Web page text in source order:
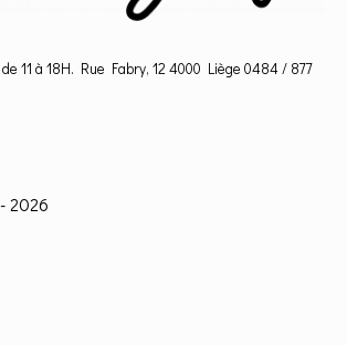
11 à 18H. Rue Fabry, 12 4000 Liège 0484 / 877
2026